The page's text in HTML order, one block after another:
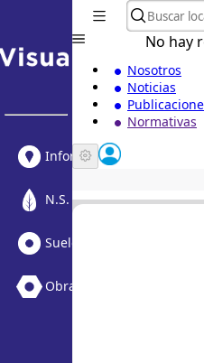
Informe Urbanístico
N.S. Medioambiental
Suelo Vacante + Obras
Obras
No hay
Nosotros
Noticias
Normativas